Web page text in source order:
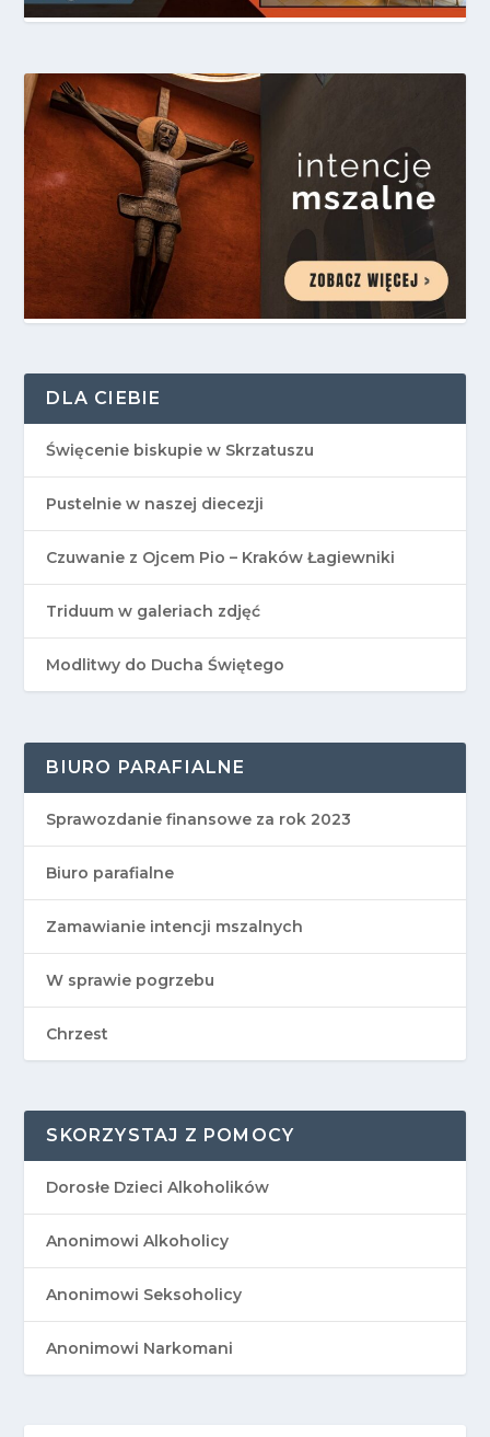
DLA CIEBIE
Święcenie biskupie w Skrzatuszu
Pustelnie w naszej diecezji
Czuwanie z Ojcem Pio – Kraków Łagiewniki
Triduum w galeriach zdjęć
Modlitwy do Ducha Świętego
BIURO PARAFIALNE
Sprawozdanie finansowe za rok 2023
Biuro parafialne
Zamawianie intencji mszalnych
W sprawie pogrzebu
Chrzest
SKORZYSTAJ Z POMOCY
Dorosłe Dzieci Alkoholików
Anonimowi Alkoholicy
Anonimowi Seksoholicy
Anonimowi Narkomani